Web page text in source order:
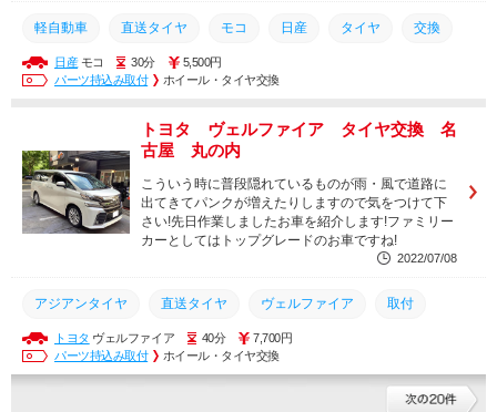
軽自動車 直送タイヤ モコ 日産 タイヤ 交換
日産モコ 30分
5,500円
パーツ持込み取付
ホイール・タイヤ交換
トヨタ ヴェルファイア タイヤ交換 名
古屋 丸の内
こういう時に普段隠れているものが雨・風で道路に
出てきてパンクが増えたりしますので気をつけて下
さい!先日作業しましたお車を紹介します!ファミリー
カーとしてはトップグレードのお車ですね!
2022/07/08
アジアンタイヤ 直送タイヤ ヴェルファイア 取付
タイヤ トヨタ 交換
トヨタ ヴェルファイア 40分
7,700円
パーツ持込み取付
ホイール・タイヤ交換